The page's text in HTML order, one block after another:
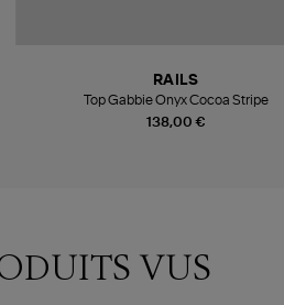
138,00 €
RAILS
Top Gabbie Onyx Cocoa Stripe
VUS